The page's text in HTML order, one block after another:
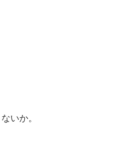
いか。